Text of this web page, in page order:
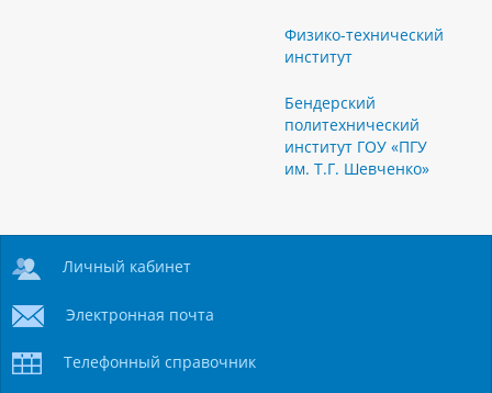
Физико-технический
институт
Бендерский
политехнический
институт ГОУ «ПГУ
им. Т.Г. Шевченко»
Личный кабинет
Электронная почта
Телефонный справочник